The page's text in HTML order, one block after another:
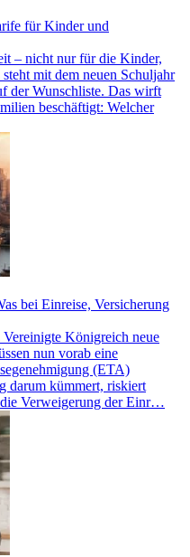
für Kinder und
– nicht nur für die Kinder,
mit dem neuen Schuljahr
der Wunschliste. Das wirft
beschäftigt: Welcher
bei Einreise, Versicherung
Königreich neue
nun vorab eine
(ETA)
darum kümmert, riskiert
Verweigerung der Einr…